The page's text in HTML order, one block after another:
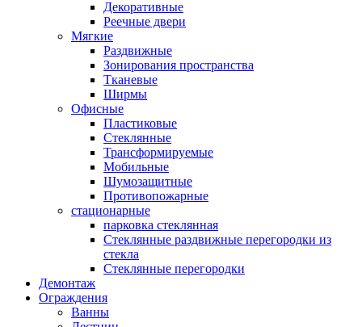
Декоративные
Реечные двери
Мягкие
Раздвижные
Зонирования пространства
Тканевые
Ширмы
Офисные
Пластиковые
Стеклянные
Трансформируемые
Мобильные
Шумозащитные
Противопожарные
стационарные
парковка стеклянная
Стеклянные раздвижные перегородки из
стекла
Стеклянные перегородки
Демонтаж
Ограждения
Ванны